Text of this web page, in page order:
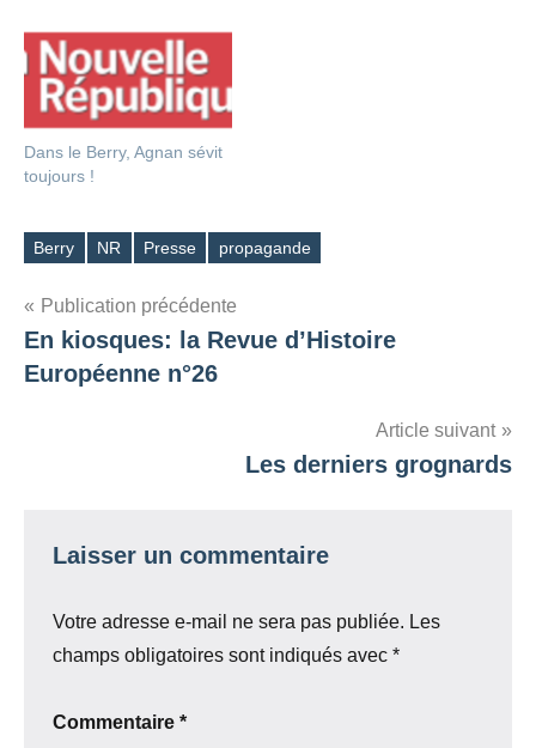
Dans le Berry, Agnan sévit
toujours !
Étiquettes
Berry NR Presse propagande
Navigation
de
Publication précédente
En kiosques: la Revue d’Histoire
Européenne n°26
Article suivant
Les derniers grognards
Laisser un commentaire
Votre adresse e-mail ne sera pas publiée. Les
champs obligatoires sont indiqués avec *
Commentaire *